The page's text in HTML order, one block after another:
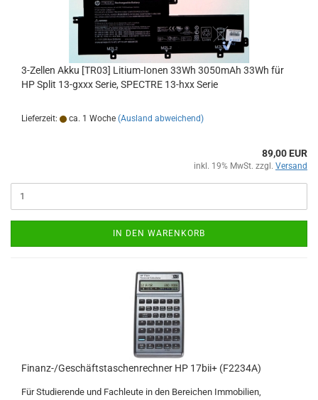
3-Zellen Akku [TR03] Litium-Ionen 33Wh 3050mAh 33Wh für
HP Split 13-gxxx Serie, SPECTRE 13-hxx Serie
Lieferzeit: ca. 1 Woche (Ausland abweichend)
89,00 EUR
inkl. 19% MwSt. zzgl. Versand
IN DEN WARENKORB
Finanz-/Geschäftstaschenrechner HP 17bii+ (F2234A)
Für Studierende und Fachleute in den Bereichen Immobilien,